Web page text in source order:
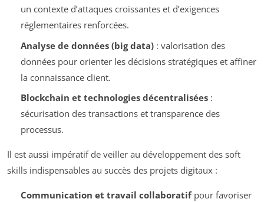
un contexte d’attaques croissantes et d’exigences
réglementaires renforcées.
Analyse de données (big data): valorisation des
données pour orienter les décisions stratégiques et affiner
la connaissance client.
Blockchain et technologies décentralisées:
sécurisation des transactions et transparence des
processus.
Il est aussi impératif de veiller au développement des soft
skills indispensables au succès des projets digitaux :
Communication et travail collaboratifpour favoriser